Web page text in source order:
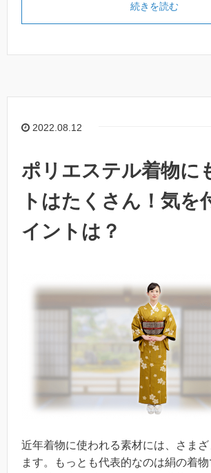
続きを読む
2022.08.12
ポリエステル着物に
トはたくさん！気を
イントは？
近年着物に使われる素材には、さまざ
ます。もっとも代表的なのは絹の着